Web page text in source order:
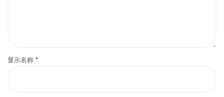
显示名称 *